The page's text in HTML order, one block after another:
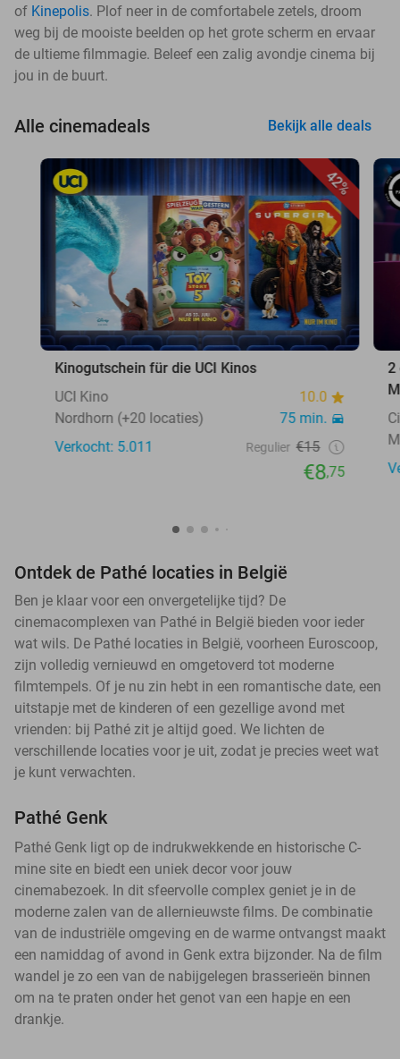
of Kinepolis. Plof neer in de comfortabele zetels, droom
weg bij de mooiste beelden op het grote scherm en ervaar
de ultieme filmmagie. Beleef een zalig avondje cinema bij
jou in de buurt.
Alle cinemadeals Bekijk alle deals
42%
Kinogutschein für die UCI Kinos
UCI Kino
10.0
Nordhorn (+20 locaties)
75 min.
Verkocht: 5.011
Regulier €15
€8,75
2
Ontdek de Pathé locaties in België
Ben je klaar voor een onvergetelijke tijd? De
cinemacomplexen van Pathé in België bieden voor ieder
wat wils. De Pathé locaties in België, voorheen Euroscoop,
zijn volledig vernieuwd en omgetoverd tot moderne
filmtempels. Of je nu zin hebt in een romantische date, een
uitstapje met de kinderen of een gezellige avond met
vrienden: bij Pathé zit je altijd goed. We lichten de
verschillende locaties voor je uit, zodat je precies weet wat
je kunt verwachten.
Pathé Genk
Pathé Genk ligt op de indrukwekkende en historische C-
mine site en biedt een uniek decor voor jouw
cinemabezoek. In dit sfeervolle complex geniet je in de
moderne zalen van de allernieuwste films. De combinatie
van de industriële omgeving en de warme ontvangst maakt
een namiddag of avond in Genk extra bijzonder. Na de film
wandel je zo een van de nabijgelegen brasserieën binnen
om na te praten onder het genot van een hapje en een
drankje.